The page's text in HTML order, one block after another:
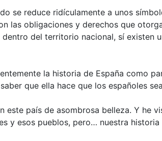
se reduce ridículamente a unos
las obligaciones y derechos que
del territorio nacional, sí existen
la historia de España como
que ella hace que los españoles
este país de asombrosa belleza. Y he
y esos pueblos, pero… nuestra historia